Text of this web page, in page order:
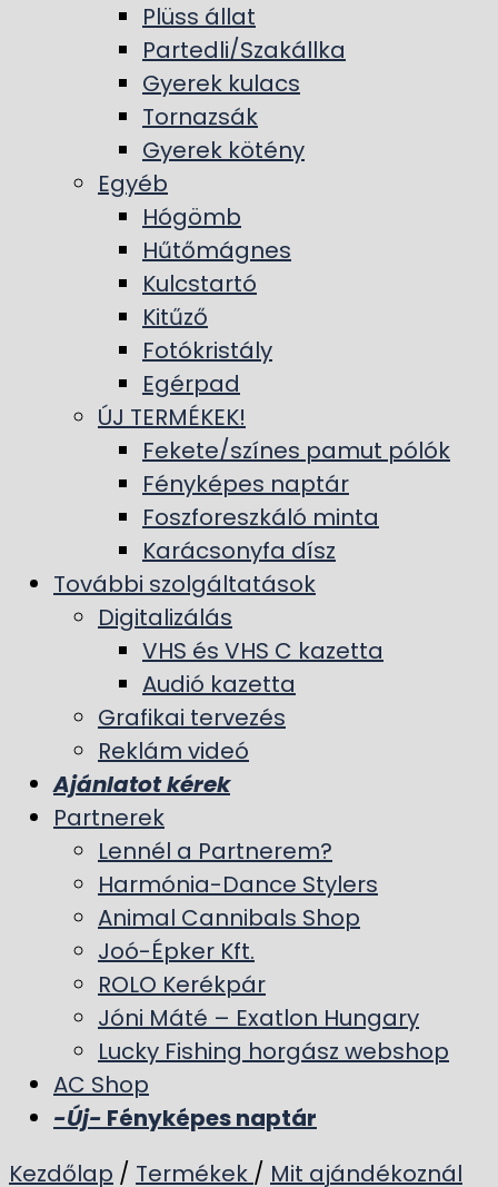
Plüss állat
Partedli/Szakállka
Gyerek kulacs
Tornazsák
Gyerek kötény
Egyéb
Hógömb
Hűtőmágnes
Kulcstartó
Kitűző
Fotókristály
Egérpad
ÚJ TERMÉKEK!
Fekete/színes pamut pólók
Fényképes naptár
Foszforeszkáló minta
Karácsonyfa dísz
További szolgáltatások
Digitalizálás
VHS és VHS C kazetta
Audió kazetta
Grafikai tervezés
Reklám videó
Ajánlatot kérek
Partnerek
Lennél a Partnerem?
Harmónia-Dance Stylers
Animal Cannibals Shop
Joó-Épker Kft.
ROLO Kerékpár
Jóni Máté – Exatlon Hungary
Lucky Fishing horgász webshop
AC Shop
-Új- Fényképes naptár
Kezdőlap / Termékek / Mit ajándékoznál